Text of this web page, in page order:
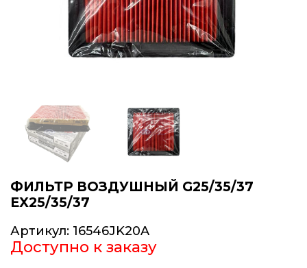
ФИЛЬТР ВОЗДУШНЫЙ G25/35/37
EX25/35/37
Артикул: 16546JK20A
Доступно к заказу